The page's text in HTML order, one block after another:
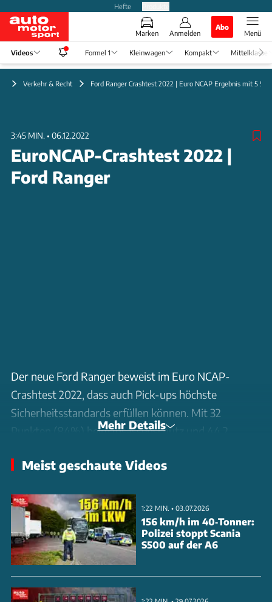
Hefte
Marken Anmelden
Abo
Menü
Videos Formel 1 Kleinwagen Kompakt Mittelklasse
Verkehr & Recht Ford Ranger Crashtest 2022 | Euro NCAP Ergebnis mit 5
3:45 MIN. • 06.12.2022
EuroNCAP-Crashtest 2022 |
Ford Ranger
Der neue Ford Ranger beweist im Euro NCAP-
Crashtest 2022, dass auch Pick-ups höchste
Sicherheitsstandards erfüllen können. Mit 32
Punkten (84%) beim Insassenschutz und 44,2
der Pritschenwagen die Bestnote von 5 Sternen. Die
Verletzungsrisiko des Beifahrers im Beinbereich beim
Offset-Crash sowie die Belastung des hinteren
Beifahrers im Oberkörperbereich beim Frontalcrash.
Beim Fußgängerschutz erreicht der Ranger solide
40 Punkte (74%). Die umfangreiche
Sicherheitsausstattung wird mit 13,6 Punkten (84%)
Mehr Details
Meist geschaute Videos
1:22 MIN. • 03.07.2026
156 km/h im 40‑Tonner:
Polizei stoppt Scania
S500 auf der A6